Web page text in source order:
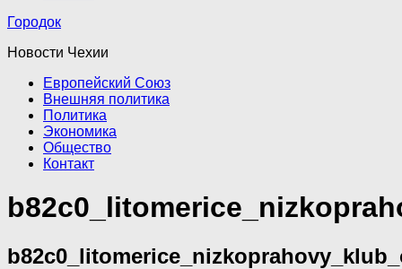
Городок
Новости Чехии
Европейский Союз
Внешняя политика
Политика
Экономика
Общество
Контакт